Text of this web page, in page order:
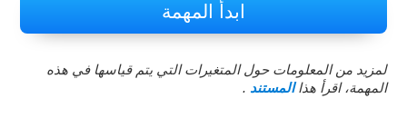
ابدأ المهمة
لمزيد من المعلومات حول المتغيرات التي يتم قياسها في هذه
المهمة، اقرأ هذاالمستند .